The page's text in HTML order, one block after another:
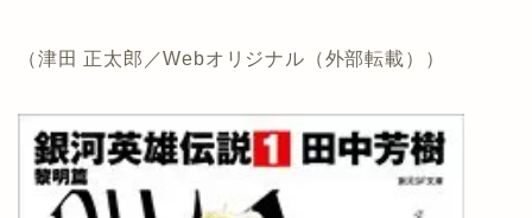
（津田 正太郎／Webオリジナル（外部転載））